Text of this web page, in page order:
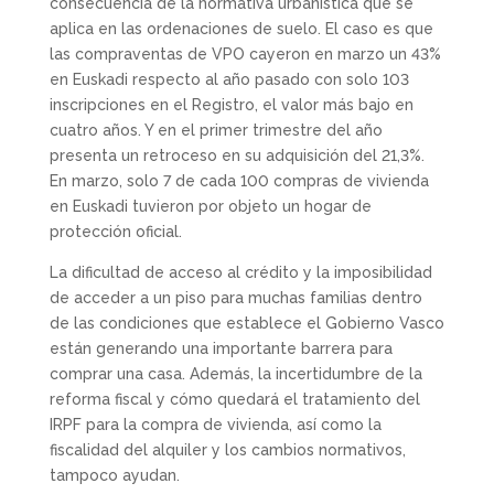
aplica en las ordenaciones de suelo. El caso es que
las compraventas de VPO cayeron en marzo un 43%
en Euskadi respecto al año pasado con solo 103
inscripciones en el Registro, el valor más bajo en
cuatro años. Y en el primer trimestre del año
presenta un retroceso en su adquisición del 21,3%.
En marzo, solo 7 de cada 100 compras de vivienda
en Euskadi tuvieron por objeto un hogar de
protección oficial.
La dificultad de acceso al crédito y la imposibilidad
de acceder a un piso para muchas familias dentro
de las condiciones que establece el Gobierno Vasco
están generando una importante barrera para
comprar una casa. Además, la incertidumbre de la
reforma fiscal y cómo quedará el tratamiento del
IRPF para la compra de vivienda, así como la
fiscalidad del alquiler y los cambios normativos,
tampoco ayudan.